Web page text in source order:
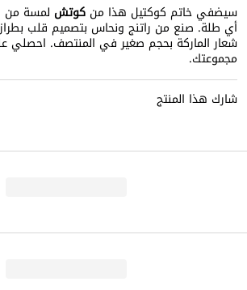
سيضفي خاتم كوكتيل هذا من كوتش لمسة من
أي طلة. صنع من راتنج ونحاس بتصميم قلب بطراز
شعار الماركة بحجم صغير في المنتصف. احصلي
مجموعتك.
شارك هذا المنتج